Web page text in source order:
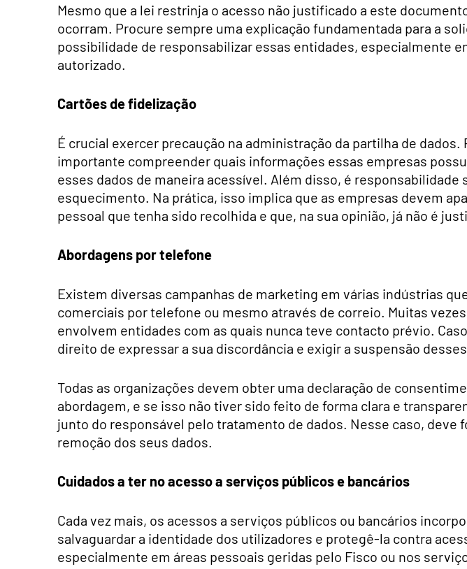
Mesmo que a lei restrinja o acesso não justificado a este
ocorram. Procure sempre uma explicação fundamentada para a
possibilidade de responsabilizar essas entidades, especialmente
autorizado.
Cartões de fidelização
É crucial exercer precaução na administração da partilha de
importante compreender quais informações essas empresas
esses dados de maneira acessível. Além disso, é responsabilidade
esquecimento. Na prática, isso implica que as empresas devem
pessoal que tenha sido recolhida e que, na sua opinião, já não é
Abordagens por telefone
Existem diversas campanhas de marketing em várias indústrias
comerciais por telefone ou mesmo através de correio. Muitas
envolvem entidades com as quais nunca teve contacto prévio.
direito de expressar a sua discordância e exigir a suspensão
Todas as organizações devem obter uma declaração de
abordagem, e se isso não tiver sido feito de forma clara e
junto do responsável pelo tratamento de dados. Nesse caso, deve
remoção dos seus dados.
Cuidados a ter no acesso a serviços públicos e bancários
Cada vez mais, os acessos a serviços públicos ou bancários
salvaguardar a identidade dos utilizadores e protegê-la contra
especialmente em áreas pessoais geridas pelo Fisco ou nos